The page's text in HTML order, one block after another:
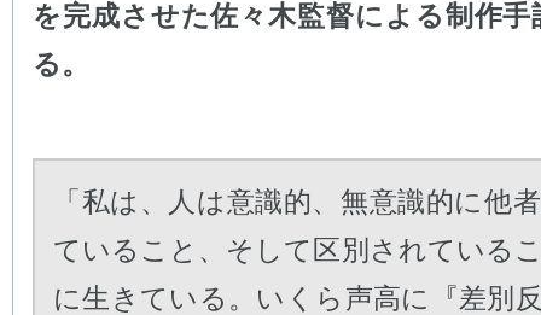
を完成させた佐々木監督による制作手
る。
「私は、人は意識的、無意識的に他
ていること、そして区別されている
に生きている。いくら声高に『差別